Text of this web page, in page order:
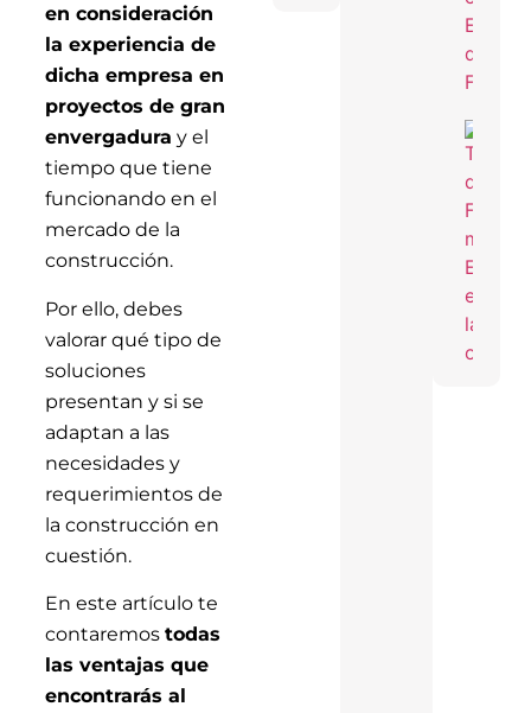
en consideración
la experiencia de
dicha empresa en
proyectos de gran
envergadura y el
tiempo que tiene
funcionando en el
mercado de la
construcción.
Por ello, debes
valorar qué tipo de
soluciones
presentan y si se
adaptan a las
necesidades y
requerimientos de
la construcción en
cuestión.
En este artículo te
contaremos todas
las ventajas que
encontrarás al